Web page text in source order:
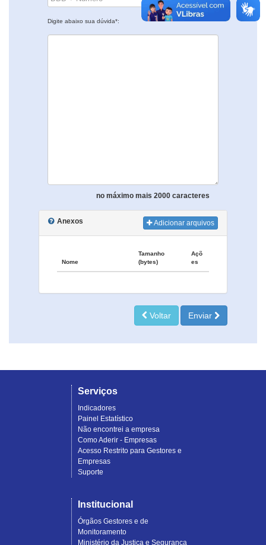
Digite abaixo sua dúvida*:
no máximo mais 2000 caracteres
Anexos Adicionar arquivos
Nome
Tamanho
(bytes)
Açõ
es
Voltar Enviar
Serviços
Indicadores
Painel Estatístico
Não encontrei a empresa
Como Aderir - Empresas
Acesso Restrito para Gestores e
Empresas
Suporte
Institucional
Órgãos Gestores e de
Monitoramento
Ministério da Justiça e Segurança